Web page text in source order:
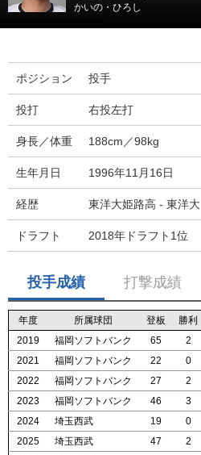
かいの・ひろし
ポジション 投手
投打 右投左打
身長／体重 188cm／98kg
生年月日 1996年11月16日
経歴 東洋大姫路高 - 東洋大
ドラフト 2018年ドラフト1位
投手成績 打撃成績
年度 所属球団 登板 勝利
2019
福岡ソフトバンク 65 2
2021
福岡ソフトバンク 22 0
2022
福岡ソフトバンク 27 2
2023
福岡ソフトバンク 46 3
2024
埼玉西武 19 0
2025
埼玉西武 47 2
年度 所属球団 登板 勝利
2019
福岡ソフトバンク 65 2
2021
福岡ソフトバンク 22 0
2022
福岡ソフトバンク 27 2
2023
福岡ソフトバンク 46 3
2024
埼玉西武 19 0
2025
埼玉西武 47 2
年度 所属球団 登板 勝利
2019
福岡ソフトバンク 65 2
2021
福岡ソフトバンク 22 0
2022
福岡ソフトバンク 27 2
2023
福岡ソフトバンク 46 3
2024
埼玉西武 19 0
2025
埼玉西武 47 2
年度 所属球団 登板 勝利
2019
福岡ソフトバンク 65 2
2021
福岡ソフトバンク 22 0
2022
福岡ソフトバンク 27 2
2023
福岡ソフトバンク 46 3
2024
埼玉西武 19 0
2025
埼玉西武 47 2